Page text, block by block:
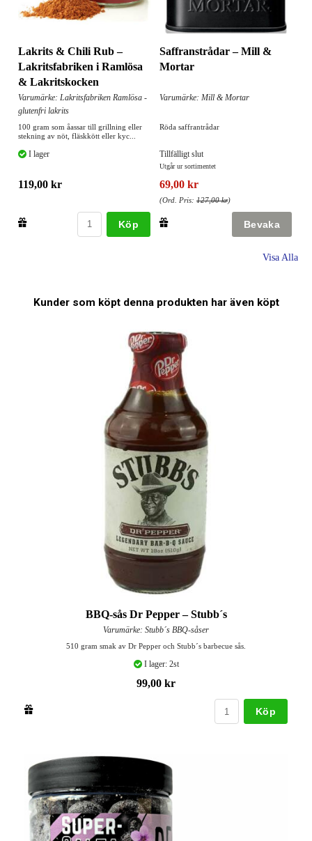
Lakrits & Chili Rub –
Lakritsfabriken i Ramlösa
& Lakritskocken
Varumärke: Lakritsfabriken Ramlösa -
glutenfri lakrits
100 gram som åassar till grillning eller
stekning av nöt, fläskkött eller kyc...
I lager
119,00 kr
Köp
Saffranstrådar – Mill &
Mortar
Varumärke: Mill & Mortar
Röda saffrantrådar
Tillfälligt slut
Utgår ur sortimentet
69,00 kr
(Ord. Pris: 127,00 kr)
Visa Alla
Kunder som köpt denna produkten har även köpt
BBQ-sås Dr Pepper – Stubb´s
Varumärke: Stubb´s BBQ-såser
510 gram smak av Dr Pepper och Stubb´s barbecue sås.
I lager: 2st
99,00 kr
Köp